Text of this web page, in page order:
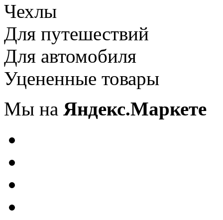
Чехлы
Для путешествий
Для автомобиля
Уцененные товары
Мы на Яндекс.Маркете